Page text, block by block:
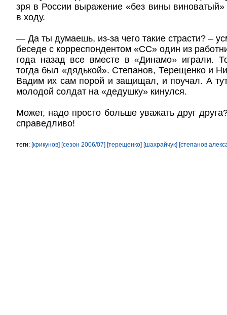
зря в России выражение «без вины
в ходу.
— Да ты думаешь, из-за чего такие страсти? –
беседе с корреспондентом «СС» один из
года назад все вместе в «Динамо» играли.
тогда был «дядькой». Степанов, Терещенко и
Вадим их сам порой и защищал, и поучал. А
молодой солдат на «дедушку» кинулся.
Может, надо просто больше уважать друг
справедливо!
теги: [крикунов] [сезон 2006/07] [терещенко] [шахрайчук] [степанов